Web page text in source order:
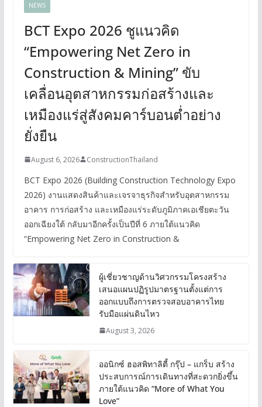
NEWS
BCT Expo 2026 ชูแนวคิด
“Empowering Net Zero in
Construction & Mining” ขับ
เคลื่อนอุตสาหกรรมก่อสร้างและ
เหมืองแร่สู่สังคมคาร์บอนต่ำอย่าง
ยั่งยืน
August 6, 2026 ConstructionThailand
BCT Expo 2026 (Building Construction Technology Expo
2026) งานแสดงสินค้าและเจรจาธุรกิจสำหรับอุตสาหกรรม
อาคาร การก่อสร้าง และเหมืองแร่ระดับภูมิภาคเอเชียตะวัน
ออกเฉียงใต้ กลับมาอีกครั้งเป็นปีที่ 6 ภายใต้แนวคิด
“Empowering Net Zero in Construction &
ผู้เชี่ยวชาญด้านวิศวกรรมโครงสร้าง
เสนอแผนปฏิรูปมาตรฐานตั้งแต่การ
ออกแบบถึงการตรวจสอบอาคารไทย
รับมือแผ่นดินไหว
August 3, 2026
ออนิกซ์ ฮอสพิทาลิตี้ กรุ๊ป – แกร็บ สร้าง
ประสบการณ์การเดินทางที่สะดวกยิ่งขึ้น
ภายใต้แนวคิด “More of What You
Love”